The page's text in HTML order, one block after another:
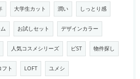
大学生カット 潤い しっとり感
お試しセット デザインカラー
人気コスメシリーズ ビST 物件探し
フト LOFT ユメシ